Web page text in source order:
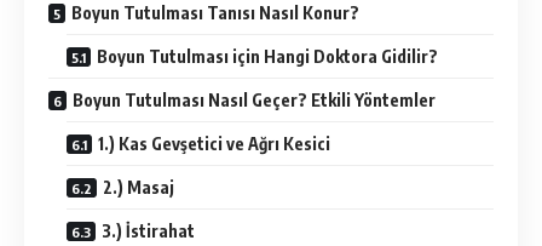
Boyun Tutulması Tanısı Nasıl Konur?
Boyun Tutulması için Hangi Doktora Gidilir?
Boyun Tutulması Nasıl Geçer? Etkili Yöntemler
1.) Kas Gevşetici ve Ağrı Kesici
2.) Masaj
3.) İstirahat